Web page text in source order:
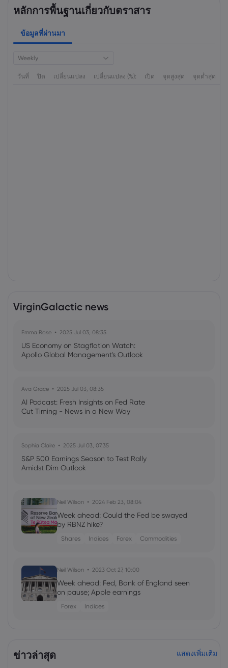
หลักการพื้นฐานเกี่ยวกับตราสาร
ข้อมูลที่ผ่านมา
Weekly
วันที่ ปิด เปลี่ยนแปลง เปลี่ยนแปลง (%): เปิด จุดสูงสุด จุดต่ำสุด
VirginGalactic news
Emma Rose 2025 Jul 03, 08:35
US Economy on Stagflation Watch:
Apollo Global Management's Outlook
Ava Grace 2025 Jul 03, 08:35
AI Podcast: Fresh Insights on Fed Rate
Cut Timing - News in a New Way
Sophia Claire 2025 Jul 03, 07:35
S&P 500 Earnings Season to Test Rally
Amidst Dim Outlook
Neil Wilson 2024 Feb 23, 08:04
Week ahead: Could the Fed be swayed
by RBNZ hike?
Shares Indices Forex Commodities
Neil Wilson 2023 Oct 27, 10:00
Week ahead: Fed, Bank of England seen
on pause; Apple earnings
Forex Indices
Week ahead: Bank of England & RBA
ข่าวล่าสุด แสดงเพิ่มเติม